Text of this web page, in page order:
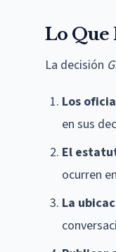
Lo Que
La decisión
Los
en sus
El
ocurren
La